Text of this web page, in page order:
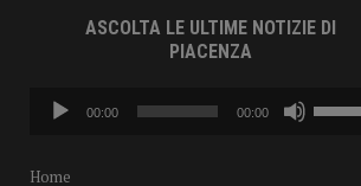
ASCOLTA LE ULTIME NOTIZIE DI
PIACENZA
Audio
Player
00:00 00:00
i
Home